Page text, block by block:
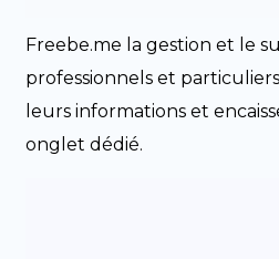
Freebe.me la gestion et le
professionnels et
leurs informations et
onglet dédié.